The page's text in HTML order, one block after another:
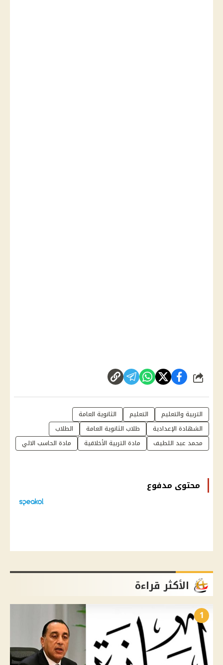
شارك
التربية والتعليم التعليم
الثانوية العامة
الشهادة الإعدادية
طلاب الثانوية العامة
الطلاب
محمد عبد اللطيف
مادة التربية الأخلاقية مادة الحاسب الالي
محتوى مدفوع
الأكثر قراءة
1